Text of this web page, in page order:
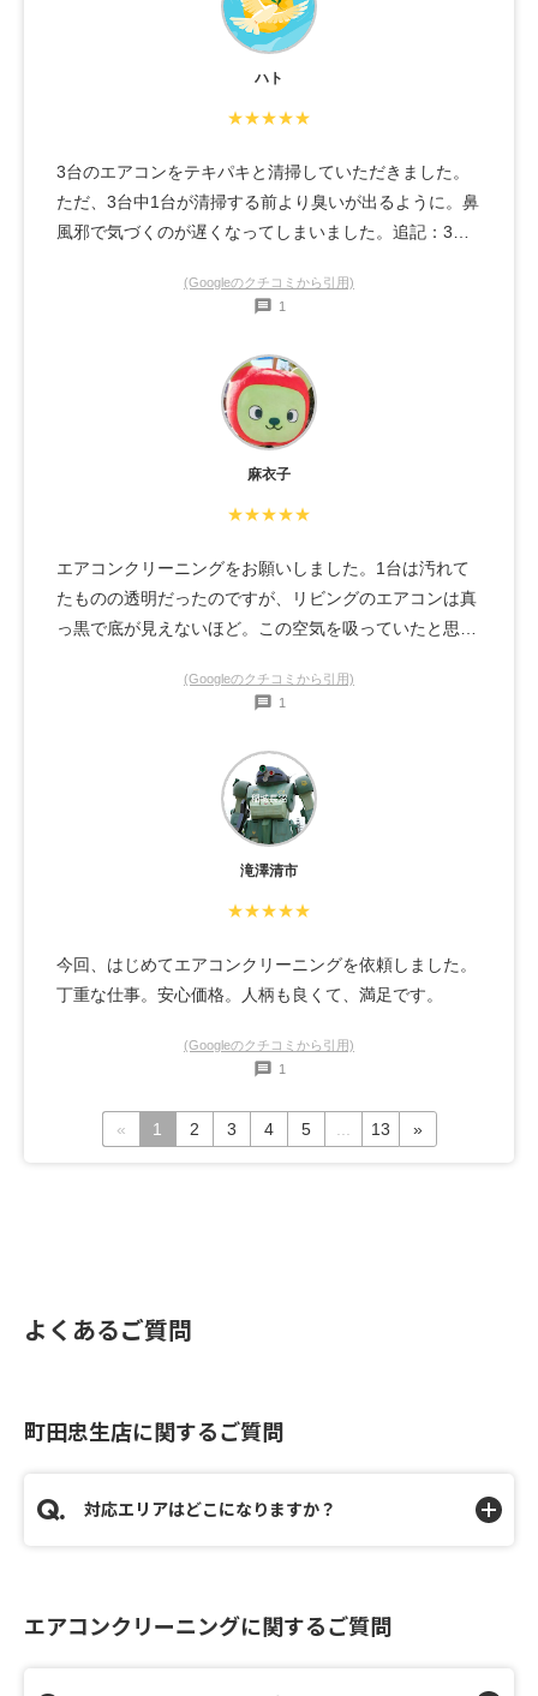
ハト
★★★★★
3台のエアコンをテキパキと清掃していただきました。
ただ、3台中1台が清掃する前より臭いが出るように。鼻
風邪で気づくのが遅くなってしまいました。追記：3日
鑑み再清掃のご対応をしていただけました。洗剤を前回
終えてくださいました。誠実なお人柄が伝わる作業内容
でした。またぜひご依頼させていただきたいです。この
度はありがとうございました。
(Googleのクチコミから引用)
1
麻衣子
★★★★★
エアコンクリーニングをお願いしました。1台は汚れて
たものの透明だったのですが、リビングのエアコンは真
っ黒で底が見えないほど。この空気を吸っていたと思う
(Googleのクチコミから引用)
1
滝澤清市
★★★★★
今回、はじめてエアコンクリーニングを依頼しました。
丁重な仕事。安心価格。人柄も良くて、満足です。
(Googleのクチコミから引用)
1
« 1 2 3 4 5 13 »
よくあるご質問
町田忠生店に関するご質問
対応エリアはどこになりますか？
エアコンクリーニングに関するご質問